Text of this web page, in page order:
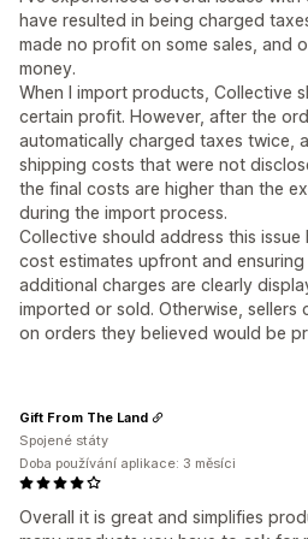
have resulted in being charged
made no profit on some sales, and
money.
When I import products, Collective
certain profit. However, after the
automatically charged taxes twice,
shipping costs that were not
the final costs are higher than the
during the import process.
Collective should address this
cost estimates upfront and
additional charges are clearly
imported or sold. Otherwise, sellers
on orders they believed would be
Overall it is great and simplifies
Gift From The Land
Spojené státy
Doba používání aplikace: 3 měsíci